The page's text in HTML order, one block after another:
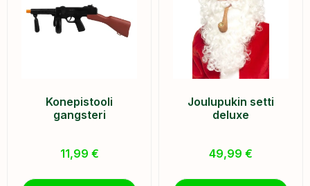
Konepistooli
gangsteri
11,99 €
Joulupukin setti
deluxe
49,99 €